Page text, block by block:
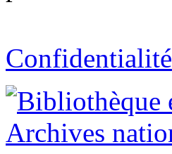
Confidentialité